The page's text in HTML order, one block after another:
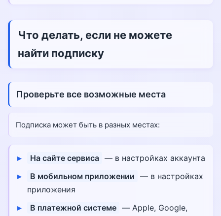
Что делать, если не можете
найти подписку
Проверьте все возможные места
Подписка может быть в разных местах:
На сайте сервиса — в настройках аккаунта
В мобильном приложении — в настройках
приложения
В платежной системе — Apple, Google,